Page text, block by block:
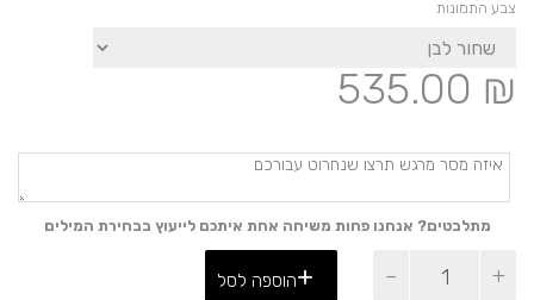
צבע התמונות
535.00 ₪
מתלבטים? אנחנו פחות משיחה אחת איתכם לייעוץ בבחירת המילים
של
הוספה לסל